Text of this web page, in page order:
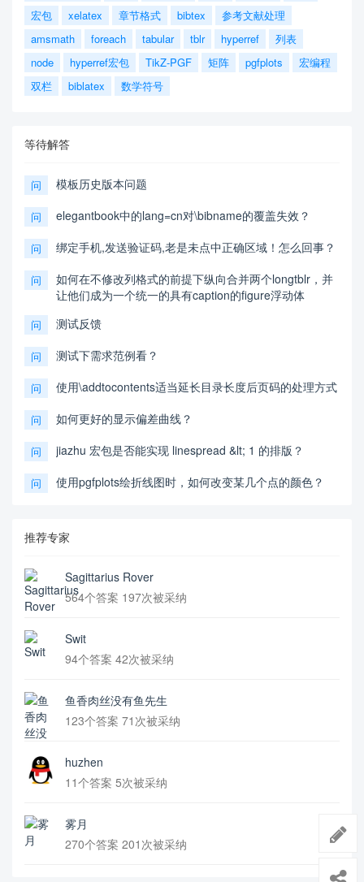
宏包
xelatex 章节格式 bibtex
参考文献处理
amsmath
foreach tabular tblr hyperref
列表
node
hyperref宏包 TikZ-PGF 矩阵 pgfplots
宏编程
双栏
biblatex 数学符号
等待解答
问 模板历史版本问题
问 elegantbook中的lang=cn对\bibname的覆盖失效？
问 绑定手机,发送验证码,老是未点中正确区域！怎么回事？
问
如何在不修改列格式的前提下纵向合并两个longtblr，并
让他们成为一个统一的具有caption的figure浮动体
问 测试反馈
问 测试下需求范例看？
问 使用\addtocontents适当延长目录长度后页码的处理方式
问 如何更好的显示偏差曲线？
问 jiazhu 宏包是否能实现 linespread &lt; 1 的排版？
问 使用pgfplots绘折线图时，如何改变某几个点的颜色？
推荐专家
Sagittarius Rover
564个答案 197次被采纳
Swit
94个答案 42次被采纳
鱼香肉丝没有鱼先生
123个答案 71次被采纳
huzhen
11个答案 5次被采纳
雾月
270个答案 201次被采纳